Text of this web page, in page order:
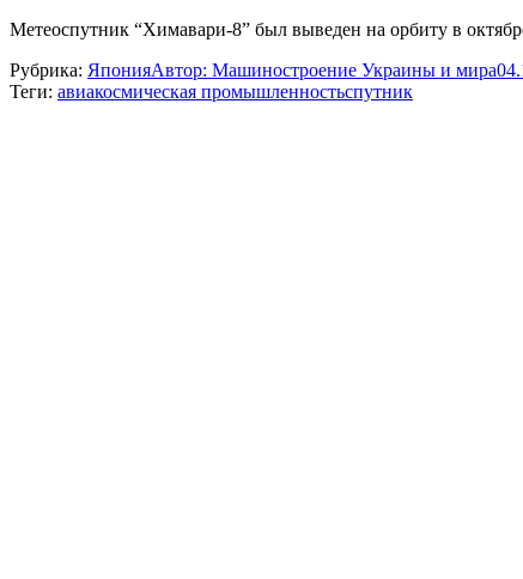
Метеоспутник “Химавари-8” был выведен на орбиту в
Рубрика: ЯпонияАвтор: Машиностроение Украины и мира
Теги: авиакосмическая промышленностьспутник